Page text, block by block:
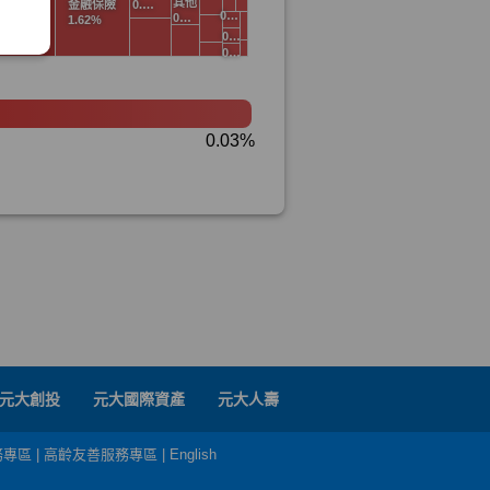
元大創投 元大國際資產 元大人壽
區 高齡友善服務專區 English